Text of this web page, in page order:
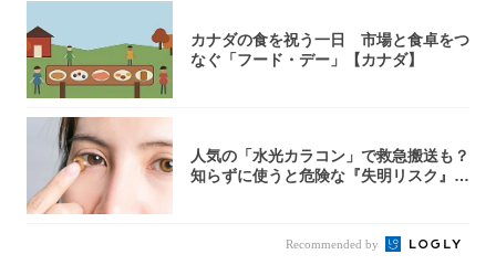
カナダの食を祝う一日 市場と食卓をつ
なぐ「フード・デー」【カナダ】
人気の「水光カラコン」で救急搬送も？
知らずに使うと危険な『失明リスク』と
Recommended by